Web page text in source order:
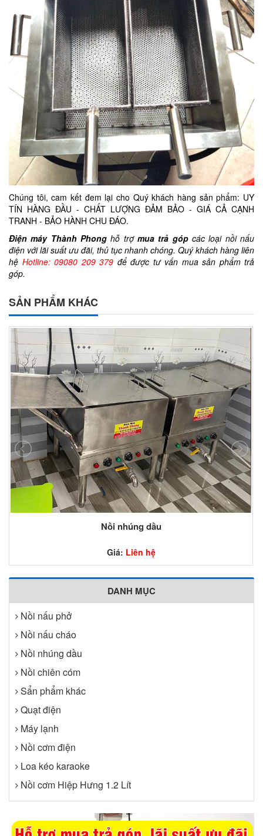
Chúng tôi, cam kết đem lại cho Quý khách hàng sản phẩm: UY
TÍN HÀNG ĐẦU - CHẤT LƯỢNG ĐẢM BẢO - GIÁ CẢ CẠNH
TRANH - BẢO HÀNH CHU ĐÁO.
Điện máy Thành Phong hỗ trợ mua trả gópcác loại nồi nấu
điện với lãi suất ưu đãi, thủ tục nhanh chóng. Quý khách hàng liên
hệ Hotline: 09080 209 379 để được tư vấn mua sản phẩm trả
góp.
SẢN PHẨM KHÁC
Sẩn phẩm khác
Giá: Liên hệ
DANH MỤC
Nồi nấu phở
Nồi nấu cháo
Nồi nhúng dầu
Nồi chiên cóm
Sẩn phẩm khác
Quạt điện
Máy lạnh
Nồi cơm điện
Loa kéo karaoke
Nồi cơm Hiệp Hưng 1.2 Lít